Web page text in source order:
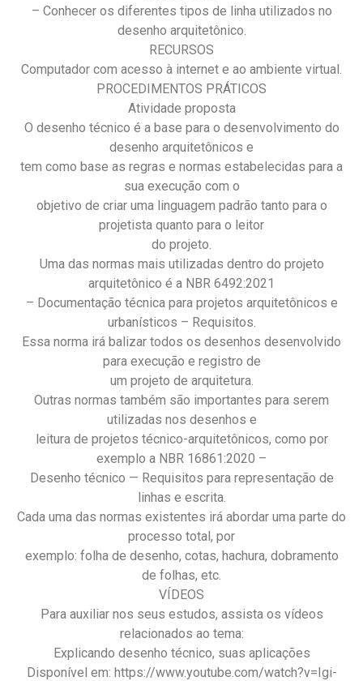
– Conhecer os diferentes tipos de linha utilizados no
desenho arquitetônico.
RECURSOS
Computador com acesso à internet e ao ambiente virtual.
PROCEDIMENTOS PRÁTICOS
Atividade proposta
O desenho técnico é a base para o desenvolvimento do
desenho arquitetônicos e
tem como base as regras e normas estabelecidas para a
sua execução com o
objetivo de criar uma linguagem padrão tanto para o
projetista quanto para o leitor
do projeto.
Uma das normas mais utilizadas dentro do projeto
arquitetônico é a NBR 6492:2021
– Documentação técnica para projetos arquitetônicos e
urbanísticos – Requisitos.
Essa norma irá balizar todos os desenhos desenvolvido
para execução e registro de
um projeto de arquitetura.
Outras normas também são importantes para serem
utilizadas nos desenhos e
leitura de projetos técnico-arquitetônicos, como por
exemplo a NBR 16861:2020 –
Desenho técnico — Requisitos para representação de
linhas e escrita.
Cada uma das normas existentes irá abordar uma parte do
processo total, por
exemplo: folha de desenho, cotas, hachura, dobramento
de folhas, etc.
VÍDEOS
Para auxiliar nos seus estudos, assista os vídeos
relacionados ao tema:
Explicando desenho técnico, suas aplicações
Disponível em: https://www.youtube.com/watch?v=Igi-